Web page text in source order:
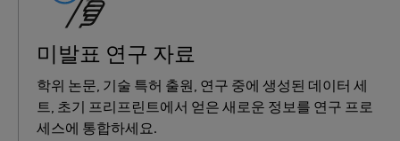
미발표 연구 자료
학위 논문, 기술 특허 출원, 연구 중에 생성된 데이터 세
트, 초기 프리프린트에서 얻은 새로운 정보를 연구 프로
세스에 통합하세요.